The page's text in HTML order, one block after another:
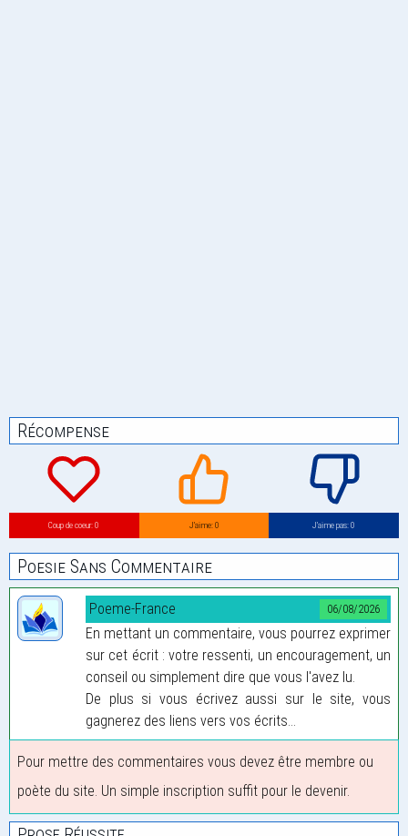
Récompense
Coup de coeur: 0 J’aime: 0 J’aime pas: 0
Poesie Sans Commentaire
06/08/2026
Poeme-France
En mettant un commentaire, vous pourrez exprimer
sur cet écrit : votre ressenti, un encouragement, un
conseil ou simplement dire que vous l'avez lu.
De plus si vous écrivez aussi sur le site, vous
gagnerez des liens vers vos écrits...
Pour mettre des commentaires vous devez être membre ou
poète du site. Un simple inscription suffit pour le devenir.